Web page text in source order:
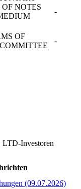
NOTES
-
OF
-
Investoren
(09.07.2026)